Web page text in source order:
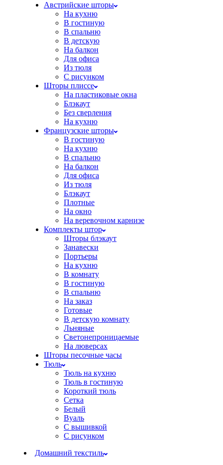
Австрийские шторы
На кухню
В гостиную
В спальню
В детскую
На балкон
Для офиса
Из тюля
С рисунком
Шторы плиссе
На пластиковые окна
Блэкаут
Без сверления
На кухню
Французские шторы
В гостиную
На кухню
В спальню
На балкон
Для офиса
Из тюля
Блэкаут
Плотные
На окно
На веревочном карнизе
Комплекты штор
Шторы блэкаут
Занавески
Портьеры
На кухню
В комнату
В гостиную
В спальню
На заказ
Готовые
В детскую комнату
Льняные
Светонепроницаемые
На люверсах
Шторы песочные часы
Тюль
Тюль на кухню
Тюль в гостиную
Короткий тюль
Сетка
Белый
Вуаль
С вышивкой
С рисунком
Домашний текстиль